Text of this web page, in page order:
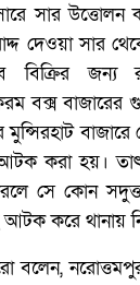
সার উত্তোলন
দেওয়া সার
বিক্রির জন্য
বক্স বাজারের
করা হয়।
সে কোন
করে থানায়
বলেন,